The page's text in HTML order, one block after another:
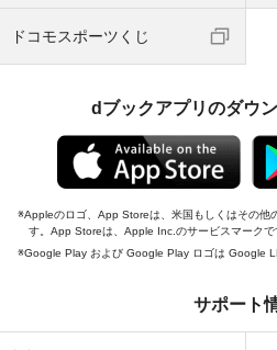
ドコモスポーツくじ
dブックアプリのダウ
Appleのロゴ、App Storeは、米国もしくはその他
す。App Storeは、Apple Inc.のサービスマークで
Google Play および Google Play ロゴは Google
サポート